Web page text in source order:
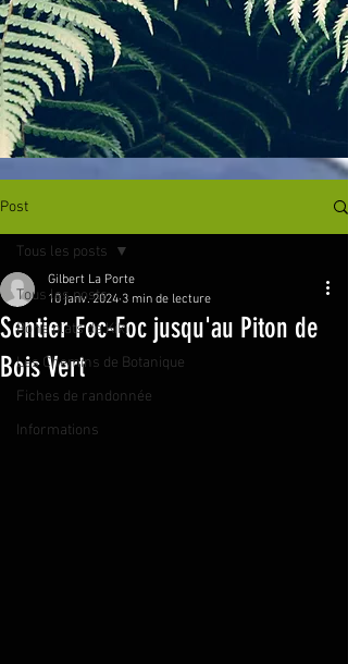
Post
Tous les posts
Bons plats de Kiki
Les Chemins de Botanique
Fiches de randonnée
Informations
Tous les posts
Sentier Foc-Foc jusqu'au Piton de
Bois Vert
Gilbert La Porte
10 janv. 2024 3 min de lecture